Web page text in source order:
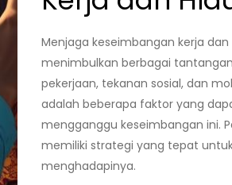
Menjaga keseimbangan kerja
menimbulkan berbagai
pekerjaan, tekanan sosial, dan
adalah beberapa faktor yang
mengganggu keseimbangan ini.
memiliki strategi yang tepat
menghadapinya.